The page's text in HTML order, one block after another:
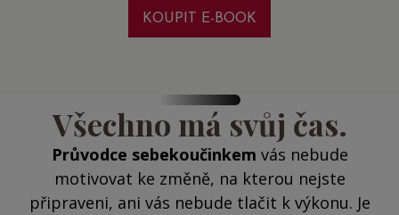
KOUPIT E-BOOK
Všechno má svůj čas.
Průvodce sebekoučinkem vás nebude
motivovat ke změně, na kterou nejste
připraveni, ani vás nebude tlačit k výkonu. Je